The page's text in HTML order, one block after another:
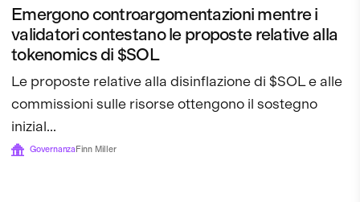
Emergono controargomentazioni mentre i
validatori contestano le proposte relative alla
tokenomics di $SOL
Le proposte relative alla disinflazione di $SOL e alle
commissioni sulle risorse ottengono il sostegno
inizial...
Governanza Finn Miller